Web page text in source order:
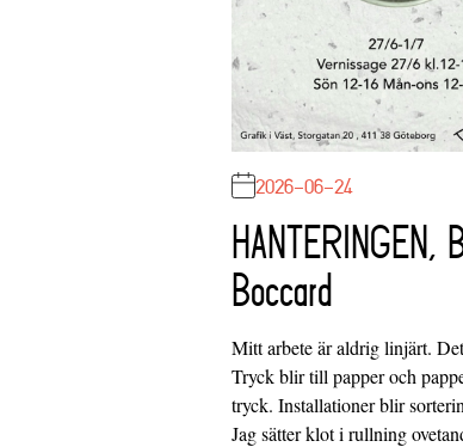
2026-06-24
HANTERINGEN,
Boccard
Mitt arbete är aldrig linjärt.
Tryck blir till papper och
tryck. Installationer blir
Jag sätter klot i rullning